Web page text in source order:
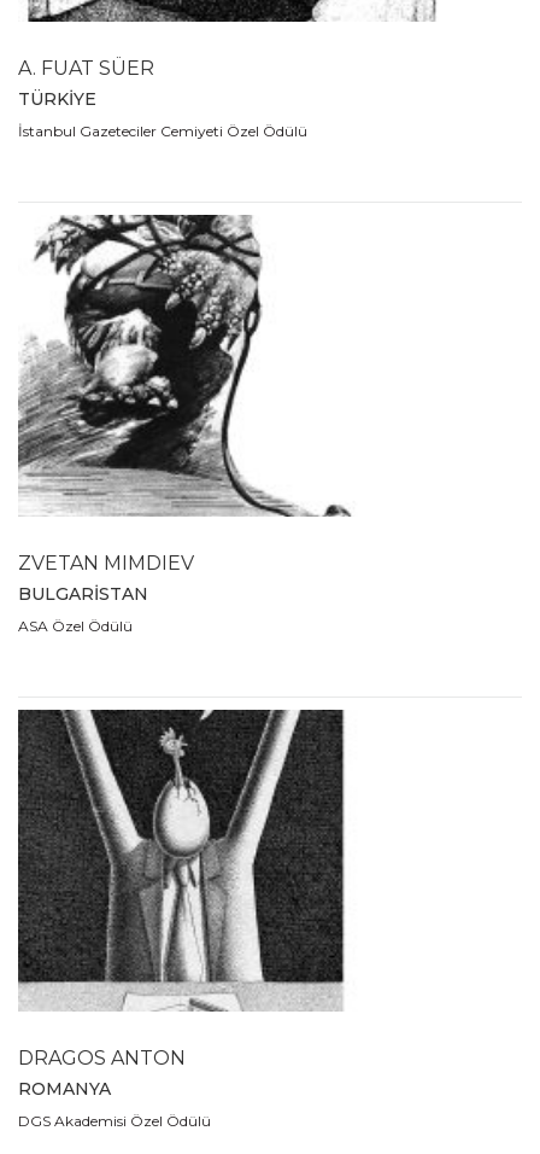
A. FUAT SÜER
TÜRKİYE
İstanbul Gazeteciler Cemiyeti Özel Ödülü
ZVETAN MIMDIEV
BULGARİSTAN
ASA Özel Ödülü
DRAGOS ANTON
ROMANYA
DGS Akademisi Özel Ödülü